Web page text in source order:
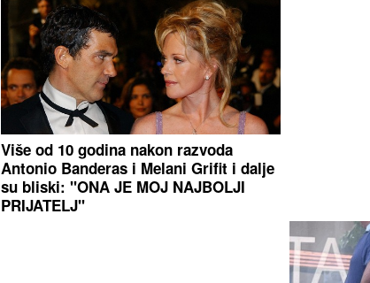
Više od 10 godina nakon razvoda
Antonio Banderas i Melani Grifit i dalje
su bliski: "ONA JE MOJ NAJBOLJI
PRIJATELJ"